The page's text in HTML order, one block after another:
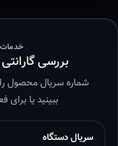
بررسی
شماره سریال محصول را
ببینید یا
سریال دستگاه